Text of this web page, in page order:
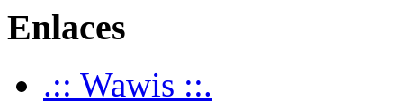
Enlaces
.:: Wawis ::.